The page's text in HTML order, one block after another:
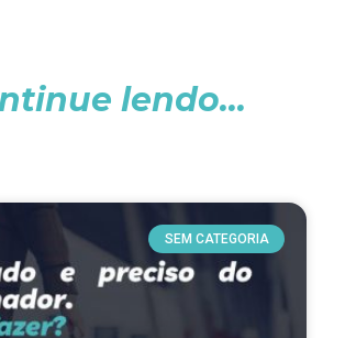
lendo...
SEM CATEGORIA